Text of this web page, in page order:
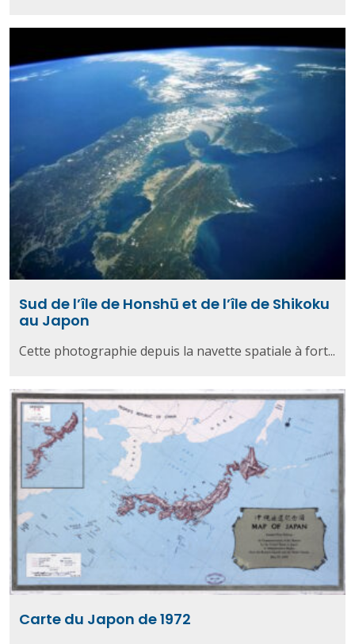
Sud de l’île de Honshū et de l’île de Shikoku
au Japon
Cette photographie depuis la navette spatiale à fort...
Carte du Japon de 1972